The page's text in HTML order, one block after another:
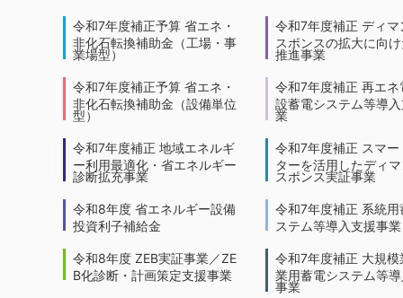
令和7年度補正予算 省エネ・
非化石転換補助金（工場・事
業場型）
令和7年度補正予算 省エネ・
非化石転換補助金（設備単位
型）
令和7年度補正 地域エネルギ
ー利用最適化・省エネルギー
診断拡充事業
令和8年度 省エネルギー設備
投資利子補給金
令和8年度 ZEB実証事業／ZE
B化診断・計画策定支援事業
令和7年度補正 ディマ
スポンスの拡大に向
推進事業
令和7年度補正 再エネ
設蓄電システム等導
業
令和7年度補正 スマー
ターを活用したディ
スポンス実証事業
令和7年度補正 系統用
ステム等導入支援事業
令和7年度補正 大規模
業用蓄電システム等
事業